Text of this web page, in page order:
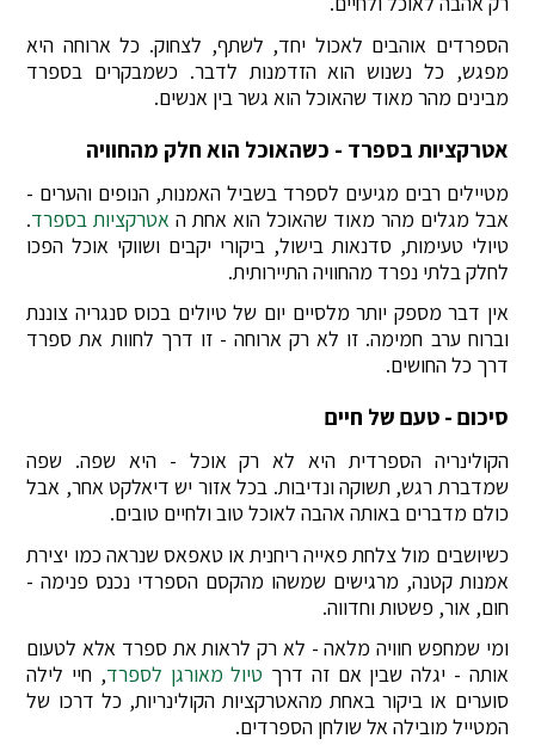
הספרדים אוהבים לאכול יחד, לשתף, לצחוק. כל ארוחה היא
מפגש, כל נשנוש הוא הזדמנות לדבר. כשמבקרים בספרד
מבינים מהר מאוד שהאוכל הוא גשר בין אנשים.
אטרקציות בספרד - כשהאוכל הוא חלק מהחוויה
מטיילים רבים מגיעים לספרד בשביל האמנות, הנופים והערים -
אבל מגלים מהר מאוד שהאוכל הוא אחת ה אטרקציות בספרד.
טיולי טעימות, סדנאות בישול, ביקורי יקבים ושווקי אוכל הפכו
לחלק בלתי נפרד מהחוויה התיירותית.
אין דבר מספק יותר מלסיים יום של טיולים בכוס סנגריה צוננת
וברוח ערב חמימה. זו לא רק ארוחה - זו דרך לחוות את ספרד
דרך כל החושים.
סיכום - טעם של חיים
הקולינריה הספרדית היא לא רק אוכל - היא שפה. שפה
שמדברת רגש, תשוקה ונדיבות. בכל אזור יש דיאלקט אחר, אבל
כולם מדברים באותה אהבה לאוכל טוב ולחיים טובים.
כשיושבים מול צלחת פאייה ריחנית או טאפאס שנראה כמו יצירת
אמנות קטנה, מרגישים שמשהו מהקסם הספרדי נכנס פנימה -
חום, אור, פשטות וחדווה.
ומי שמחפש חוויה מלאה - לא רק לראות את ספרד אלא לטעום
אותה - יגלה שבין אם זה דרך טיול מאורגן לספרד, חיי לילה
סוערים או ביקור באחת מהאטרקציות הקולינריות, כל דרכו של
המטייל מובילה אל שולחן הספרדים.